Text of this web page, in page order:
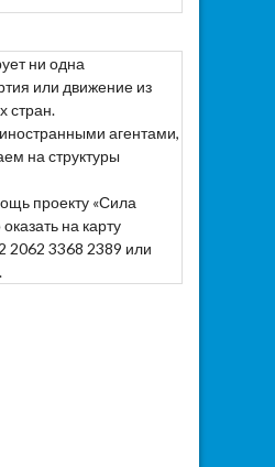
ни одна
или движение из
стран.
агентами,
на структуры
проекту «Сила
на карту
2062 3368 2389 или